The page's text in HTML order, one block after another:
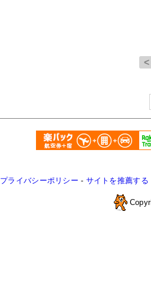
プライバシーポリシー - サイトを推薦する